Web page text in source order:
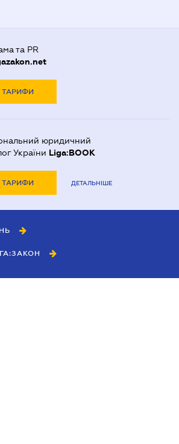
та PR
ТАРИФИ
юридичний
України Liga:BOOK
ТАРИФИ ДЕТАЛЬНІШЕ